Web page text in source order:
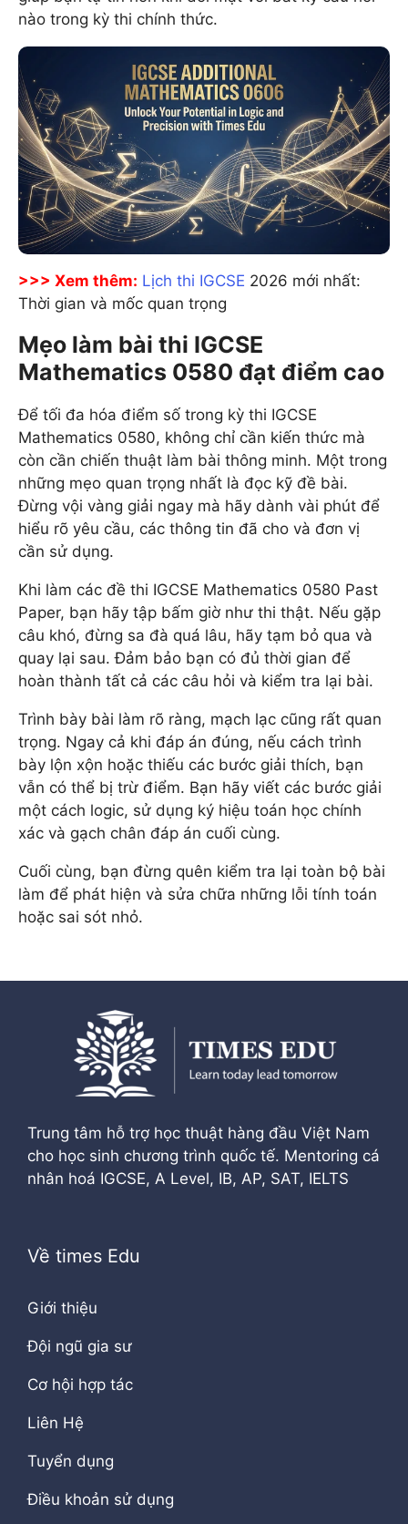
nào trong kỳ thi chính thức.
>>> Xem thêm: Lịch thi IGCSE 2026 mới nhất:
Thời gian và mốc quan trọng
Mẹo làm bài thi IGCSE
Mathematics 0580 đạt điểm cao
Để tối đa hóa điểm số trong kỳ thi IGCSE
Mathematics 0580, không chỉ cần kiến thức mà
còn cần chiến thuật làm bài thông minh. Một trong
những mẹo quan trọng nhất là đọc kỹ đề bài.
Đừng vội vàng giải ngay mà hãy dành vài phút để
hiểu rõ yêu cầu, các thông tin đã cho và đơn vị
cần sử dụng.
Khi làm các đề thi IGCSE Mathematics 0580 Past
Paper, bạn hãy tập bấm giờ như thi thật. Nếu gặp
câu khó, đừng sa đà quá lâu, hãy tạm bỏ qua và
quay lại sau. Đảm bảo bạn có đủ thời gian để
hoàn thành tất cả các câu hỏi và kiểm tra lại bài.
Trình bày bài làm rõ ràng, mạch lạc cũng rất quan
trọng. Ngay cả khi đáp án đúng, nếu cách trình
bày lộn xộn hoặc thiếu các bước giải thích, bạn
vẫn có thể bị trừ điểm. Bạn hãy viết các bước giải
một cách logic, sử dụng ký hiệu toán học chính
xác và gạch chân đáp án cuối cùng.
Cuối cùng, bạn đừng quên kiểm tra lại toàn bộ bài
làm để phát hiện và sửa chữa những lỗi tính toán
hoặc sai sót nhỏ.
Trung tâm hỗ trợ học thuật hàng đầu Việt Nam
cho học sinh chương trình quốc tế. Mentoring cá
nhân hoá IGCSE, A Level, IB, AP, SAT, IELTS
Về times Edu
Giới thiệu
Đội ngũ gia sư
Cơ hội hợp tác
Liên Hệ
Tuyển dụng
Điều khoản sử dụng